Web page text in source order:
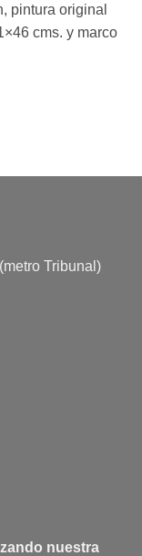
pintura original
cms. y marco
Tribunal)
nuestra